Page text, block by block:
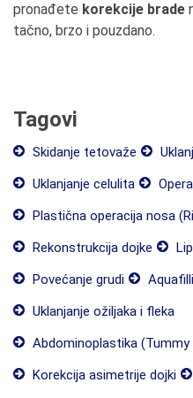
pronađete korekcije brade
tačno, brzo i pouzdano.
Tagovi
Skidanje tetovaže
Uklanjanje celulita
Plastična operacija nosa
Rekonstrukcija dojke
Povećanje grudi
Uklanjanje ožiljaka i fleka
Abdominoplastika (Tummy
Korekcija asimetrije dojki